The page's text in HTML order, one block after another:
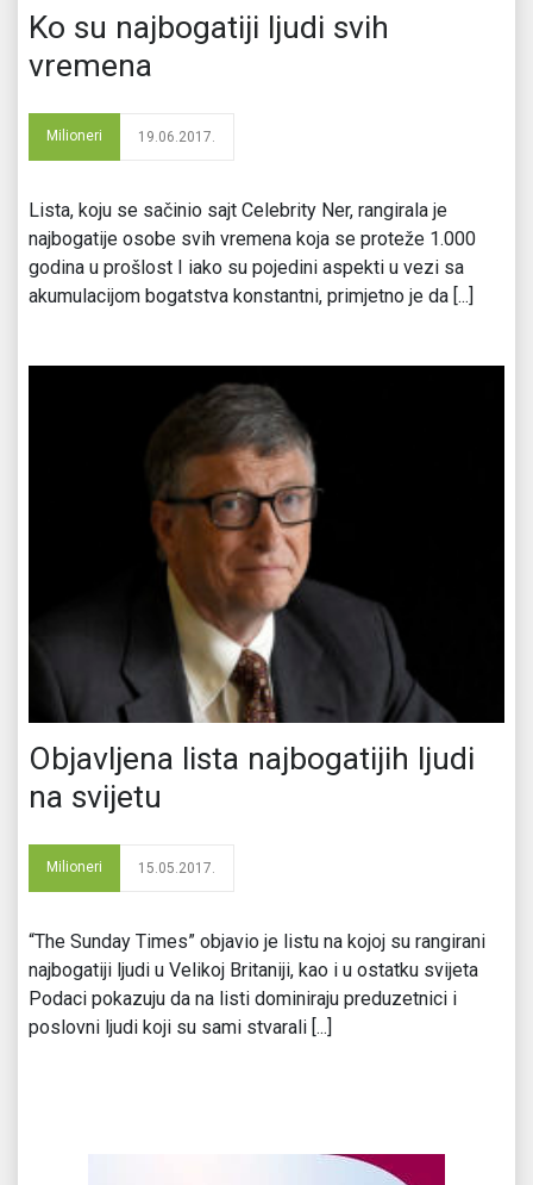
Ko su najbogatiji ljudi svih
vremena
Milioneri 19.06.2017.
Lista, koju se sačinio sajt Celebrity Ner, rangirala je
najbogatije osobe svih vremena koja se proteže 1.000
godina u prošlost I iako su pojedini aspekti u vezi sa
akumulacijom bogatstva konstantni, primjetno je da [...]
Objavljena lista najbogatijih ljudi
na svijetu
Milioneri 15.05.2017.
“The Sunday Times” objavio je listu na kojoj su rangirani
najbogatiji ljudi u Velikoj Britaniji, kao i u ostatku svijeta
Podaci pokazuju da na listi dominiraju preduzetnici i
poslovni ljudi koji su sami stvarali [...]